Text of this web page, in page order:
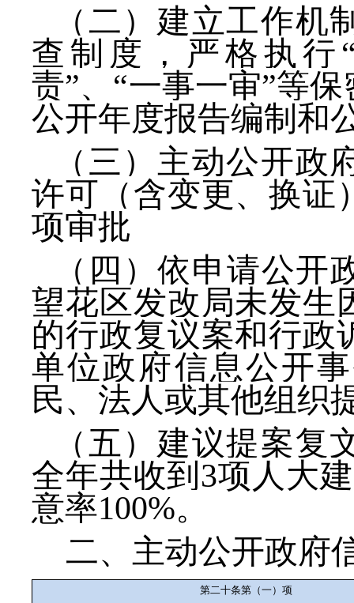
（二）建立工作机
查制度，严格执行
责”、“一事一审”等
公开年度报告编制和
（三）主动公开政
许可（含变更、换证
项审批
（四）依申请公开
望花区发改局未发生
的行政复议案和行政
单位政府信息公开
民、法人或其他组织
（五）建议提案复
全年共收到3项 人大
意率100%。
二、主动公开政府
第二十条第（一）项